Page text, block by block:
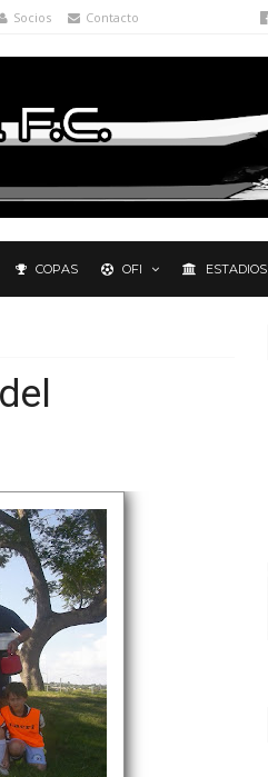
Socios Contacto
COPAS OFI ESTADIOS